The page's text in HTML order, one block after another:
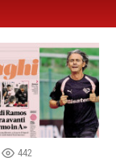
442